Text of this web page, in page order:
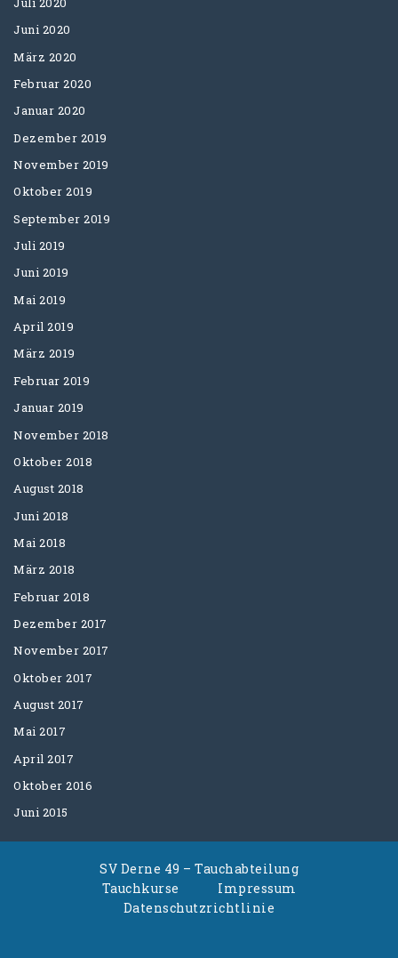
Juni 2020
März 2020
Februar 2020
Januar 2020
Dezember 2019
November 2019
Oktober 2019
September 2019
Juli 2019
Juni 2019
Mai 2019
April 2019
März 2019
Februar 2019
Januar 2019
November 2018
Oktober 2018
August 2018
Juni 2018
Mai 2018
März 2018
Februar 2018
Dezember 2017
November 2017
Oktober 2017
August 2017
Mai 2017
April 2017
Oktober 2016
Juni 2015
SV Derne 49 – Tauchabteilung
Tauchkurse
Impressum
Datenschutzrichtlinie